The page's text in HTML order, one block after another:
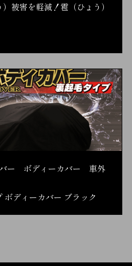
被害を軽減！雹（ひょう）
ー ボディーカバー 車外
ディーカバー ブラック